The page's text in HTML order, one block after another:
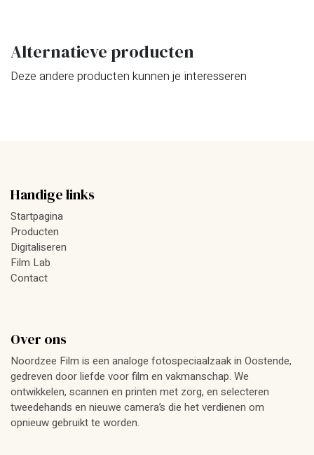
Alternatieve producten
Deze andere producten kunnen je interesseren
Handige links
Startpagina
Producten
Digitaliseren
Film Lab
Contact
Over ons
Noordzee Film is een analoge fotospeciaalzaak in Oostende,
gedreven door liefde voor film en vakmanschap. We
ontwikkelen, scannen en printen met zorg, en selecteren
tweedehands en nieuwe camera’s die het verdienen om
opnieuw gebruikt te worden.